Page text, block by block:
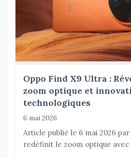
Oppo Find X9 Ultra :
zoom optique et
technologiques
6 mai 2026
Article publié le 6 mai 2026 par
redéfinit le zoom optique avec